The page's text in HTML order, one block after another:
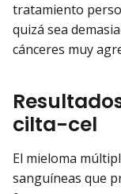
tratamiento
quizá sea
cánceres muy
cilta-cel
El mieloma
sanguíneas que